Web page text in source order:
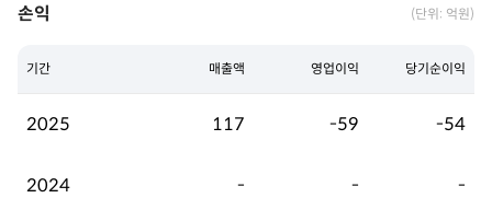
손익 (단위: 억원)
기간 매출액 영업이익 당기순이익
2025 117 -59 -54
2024 - - -